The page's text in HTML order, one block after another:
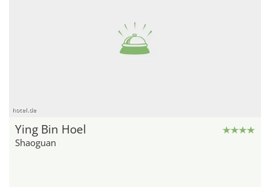
hotel.de
Ying Bin Hoel
Shaoguan